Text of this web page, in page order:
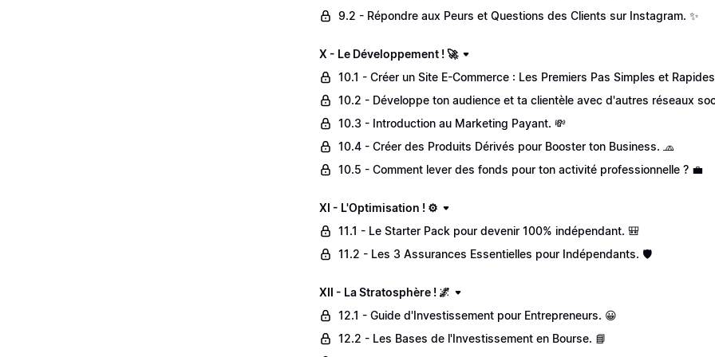
9.2 - Répondre aux Peurs et Questions des Clients sur Instagram. ✨
X - Le Développement ! 🚀
10.1 - Créer un Site E-Commerce : Les Premiers Pas Simples et
10.2 - Développe ton audience et ta clientèle avec d'autres réseaux
10.3 - Introduction au Marketing Payant. 💸
10.4 - Créer des Produits Dérivés pour Booster ton Business. 🧢
10.5 - Comment lever des fonds pour ton activité professionnelle ? 💼
XI - L'Optimisation ! ⚙️
11.1 - Le Starter Pack pour devenir 100% indépendant. 🎒
11.2 - Les 3 Assurances Essentielles pour Indépendants. 🛡️
XII - La Stratosphère ! 🌌
12.1 - Guide d'Investissement pour Entrepreneurs. 😀
12.2 - Les Bases de l'Investissement en Bourse. 📘